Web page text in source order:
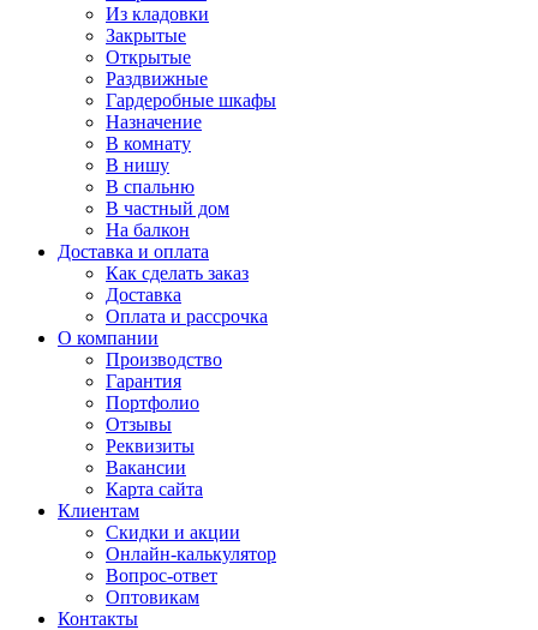
Из кладовки
Закрытые
Открытые
Раздвижные
Гардеробные шкафы
Назначение
В комнату
В нишу
В спальню
В частный дом
На балкон
Доставка и оплата
Как сделать заказ
Доставка
Оплата и рассрочка
О компании
Производство
Гарантия
Портфолио
Отзывы
Реквизиты
Вакансии
Карта сайта
Клиентам
Скидки и акции
Онлайн-калькулятор
Вопрос-ответ
Оптовикам
Контакты